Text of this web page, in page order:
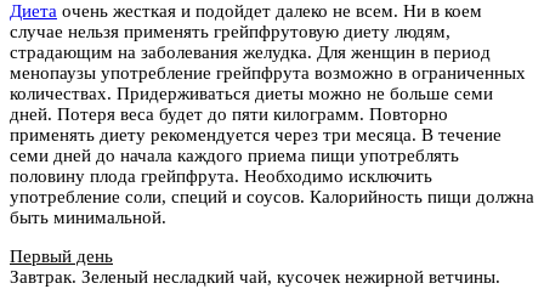
Диета очень жесткая и подойдет далеко не всем. Ни в коем
случае нельзя применять грейпфрутовую диету людям,
страдающим на заболевания желудка. Для женщин в период
менопаузы употребление грейпфрута возможно в ограниченных
количествах. Придерживаться диеты можно не больше семи
дней. Потеря веса будет до пяти килограмм. Повторно
применять диету рекомендуется через три месяца. В течение
семи дней до начала каждого приема пищи употреблять
половину плода грейпфрута. Необходимо исключить
употребление соли, специй и соусов. Калорийность пищи должна
быть минимальной.
Первый день
Завтрак. Зеленый несладкий чай, кусочек нежирной ветчины.